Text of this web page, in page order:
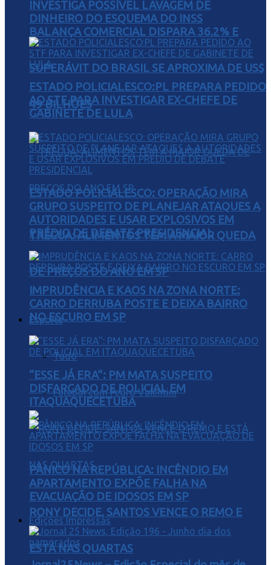
BALANÇA COMERCIAL DISPARA 36,2% E
SUPERÁVIT DO BRASIL SE APROXIMA DE US$
49 BILHÕES
TRÉGUA: ALIMENTOS TÊM A MAIOR QUEDA
DE PREÇOS DO ANO EM SP
Esporte
Tudo
Futebol com Pedro Valentini
RONY DECIDE, SANTOS VENCE O REMO E
ESTÁ NAS QUARTAS
INVESTIGA POSSÍVEL LAVAGEM DE
DINHEIRO DO ESQUEMA DO INSS
ESTADO POLICIALESCO:PL PREPARA PEDIDO
AO STF PARA INVESTIGAR EX-CHEFE DE
GABINETE DE LULA
ESTADO POLICIALESCO: OPERAÇÃO MIRA
GRUPO SUSPEITO DE PLANEJAR ATAQUES A
AUTORIDADES E USAR EXPLOSIVOS EM
PRÉDIO DE DEBATE PRESIDENCIAL
IMPRUDÊNCIA E KAOS NA ZONA NORTE:
CARRO DERRUBA POSTE E DEIXA BAIRRO
NO ESCURO EM SP
“ESSE JÁ ERA”: PM MATA SUSPEITO
DISFARÇADO DE POLICIAL EM
ITAQUAQUECETUBA
PÂNICO NA REPÚBLICA: INCÊNDIO EM
APARTAMENTO EXPÕE FALHA NA
EVACUAÇÃO DE IDOSOS EM SP
Edições Impressas